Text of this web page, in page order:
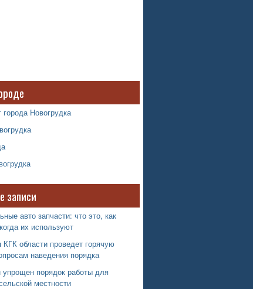
Новогрудка
записи
авто запчасти: что это, как
их используют
КГК области проведет горячую
наведения порядка
порядок работы для
местности